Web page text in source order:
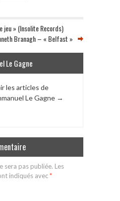
jeu » (Insolite Records)
Branagh – « Belfast »
Le Gagne
les articles de
Le Gagne →
sera pas publiée. Les
indiqués avec*